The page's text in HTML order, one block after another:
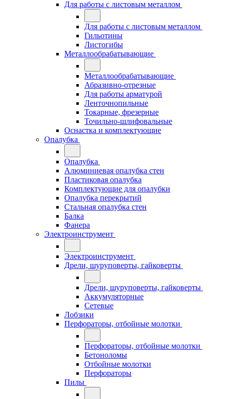
Для работы с листовым металлом
Для работы с листовым металлом
Гильотины
Листогибы
Металлообрабатывающие
Металлообрабатывающие
Абразивно-отрезные
Для работы арматурой
Ленточнопильные
Токарные, фрезерные
Точильно-шлифовальные
Оснастка и комплектующие
Опалубка
Опалубка
Алюминиевая опалубка стен
Пластиковая опалубка
Комплектующие для опалубки
Опалубка перекрытий
Стальная опалубка стен
Балка
Фанера
Электроинструмент
Электроинструмент
Дрели, шуруповерты, гайковерты
Дрели, шуруповерты, гайковерты
Аккумуляторные
Сетевые
Лобзики
Перфораторы, отбойные молотки
Перфораторы, отбойные молотки
Бетоноломы
Отбойные молотки
Перфораторы
Пилы